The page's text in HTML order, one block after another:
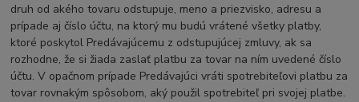
druh od akého tovaru odstupuje, meno a priezvisko, adresu a
prípade aj číslo účtu, na ktorý mu budú vrátené všetky platby,
ktoré poskytol Predávajúcemu z odstupujúcej zmluvy, ak sa
rozhodne, že si žiada zaslať platbu za tovar na ním uvedené číslo
účtu. V opačnom prípade Predávajúci vráti spotrebiteľovi platbu za
tovar rovnakým spôsobom, aký použil spotrebiteľ pri svojej platbe.